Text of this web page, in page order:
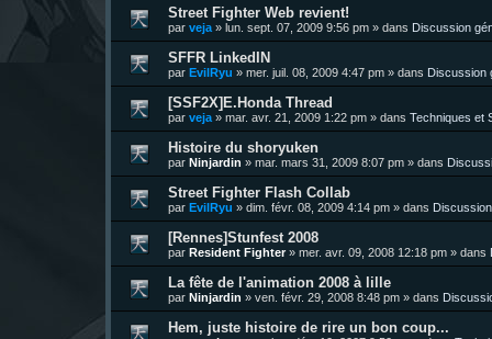
Street Fighter Web revient!
par veja » lun. sept. 07, 2009 9:56 pm » dans Discussion
SFFR LinkedIN
par EvilRyu » mer. juil. 08, 2009 4:47 pm » dans Discussion
[SSF2X]E.Honda Thread
par veja » mar. avr. 21, 2009 1:22 pm » dans Techniques et
Histoire du shoryuken
par Ninjardin » mar. mars 31, 2009 8:07 pm » dans
Street Fighter Flash Collab
par EvilRyu » dim. févr. 08, 2009 4:14 pm » dans
[Rennes]Stunfest 2008
par Resident Fighter» mer. avr. 09, 2008 12:18 pm » dans
La fête de l'animation 2008 à lille
par Ninjardin » ven. févr. 29, 2008 8:48 pm » dans
Hem, juste histoire de rire un bon coup...